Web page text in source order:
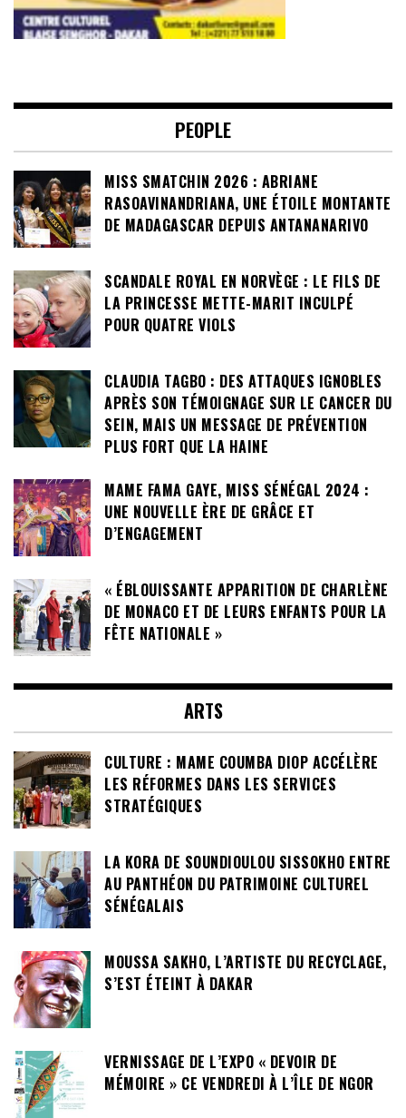
PEOPLE
MISS SMATCHIN 2026 : ABRIANE
RASOAVINANDRIANA, UNE ÉTOILE MONTANTE
DE MADAGASCAR DEPUIS ANTANANARIVO
SCANDALE ROYAL EN NORVÈGE : LE FILS DE
LA PRINCESSE METTE-MARIT INCULPÉ
POUR QUATRE VIOLS
CLAUDIA TAGBO : DES ATTAQUES IGNOBLES
APRÈS SON TÉMOIGNAGE SUR LE CANCER DU
SEIN, MAIS UN MESSAGE DE PRÉVENTION
PLUS FORT QUE LA HAINE
MAME FAMA GAYE, MISS SÉNÉGAL 2024 :
UNE NOUVELLE ÈRE DE GRÂCE ET
D’ENGAGEMENT
« ÉBLOUISSANTE APPARITION DE CHARLÈNE
DE MONACO ET DE LEURS ENFANTS POUR LA
FÊTE NATIONALE »
ARTS
CULTURE : MAME COUMBA DIOP ACCÉLÈRE
LES RÉFORMES DANS LES SERVICES
STRATÉGIQUES
LA KORA DE SOUNDIOULOU SISSOKHO ENTRE
AU PANTHÉON DU PATRIMOINE CULTUREL
SÉNÉGALAIS
MOUSSA SAKHO, L’ARTISTE DU RECYCLAGE,
S’EST ÉTEINT À DAKAR
VERNISSAGE DE L’EXPO « DEVOIR DE
MÉMOIRE » CE VENDREDI À L’ÎLE DE NGOR